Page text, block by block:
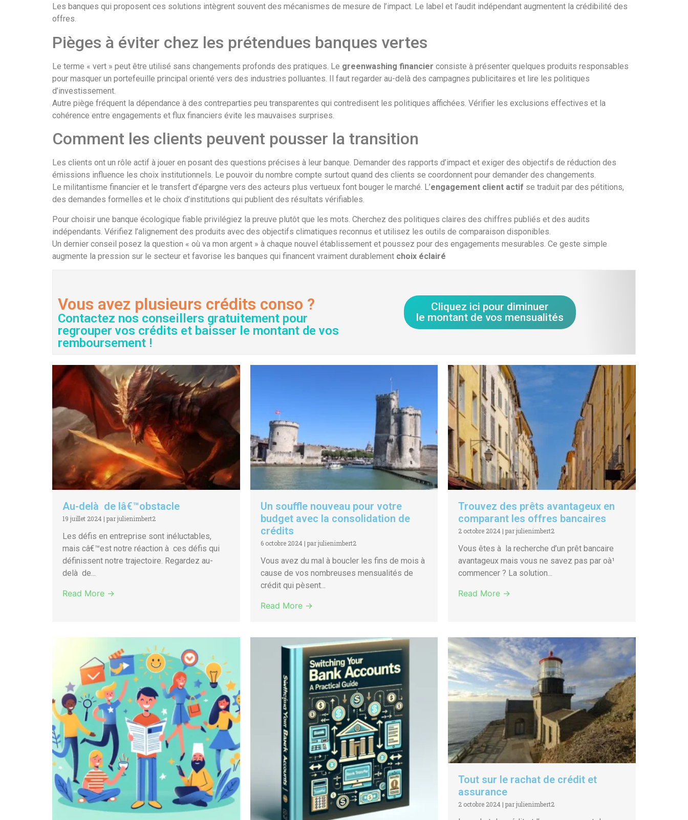
Les banques qui proposent ces solutions intègrent souvent des mécanismes de mesure de l’impact. Le label et l’audit indépendant augmentent la crédibilité des
offres.
Pièges à éviter chez les prétendues banques vertes
Le terme « vert » peut être utilisé sans changements profonds des pratiques. Le greenwashing financier consiste à présenter quelques produits responsables
pour masquer un portefeuille principal orienté vers des industries polluantes. Il faut regarder au-delà des campagnes publicitaires et lire les politiques
d’investissement.
Autre piège fréquent la dépendance à des contreparties peu transparentes qui contredisent les politiques affichées. Vérifier les exclusions effectives et la
cohérence entre engagements et flux financiers évite les mauvaises surprises.
Comment les clients peuvent pousser la transition
Les clients ont un rôle actif à jouer en posant des questions précises à leur banque. Demander des rapports d’impact et exiger des objectifs de réduction des
émissions influence les choix institutionnels. Le pouvoir du nombre compte surtout quand des clients se coordonnent pour demander des changements.
Le militantisme financier et le transfert d’épargne vers des acteurs plus vertueux font bouger le marché. L’engagement client actif se traduit par des pétitions,
des demandes formelles et le choix d’institutions qui publient des résultats vérifiables.
Pour choisir une banque écologique fiable privilégiez la preuve plutôt que les mots. Cherchez des politiques claires des chiffres publiés et des audits
indépendants. Vérifiez l’alignement des produits avec des objectifs climatiques reconnus et utilisez les outils de comparaison disponibles.
Un dernier conseil posez la question « où va mon argent » à chaque nouvel établissement et poussez pour des engagements mesurables. Ce geste simple
augmente la pression sur le secteur et favorise les banques qui financent vraiment durablement choix éclairé
Vous avez plusieurs crédits conso ?
Contactez nos conseillers gratuitement pour
regrouper vos crédits et baisser le montant de vos
remboursement !
Cliquez ici pour diminuer
le montant de vos mensualités
Au-delà de lâ€™obstacle
19 juillet 2024 | par julienimbert2
Les défis en entreprise sont inéluctables,
mais câ€™est notre réaction à ces défis qui
définissent notre trajectoire. Regardez au-
delà de...
Read More →
Un souffle nouveau pour votre
budget avec la consolidation de
crédits
6 octobre 2024 | par julienimbert2
Vous avez du mal à boucler les fins de mois à
cause de vos nombreuses mensualités de
crédit qui pèsent...
Read More →
Trouvez des prêts avantageux en
comparant les offres bancaires
2 octobre 2024 |par julienimbert2
Vous êtes à la recherche d’un prêt bancaire
avantageux mais vous ne savez pas par oà¹
commencer ? La solution...
Read More →
Tout sur le rachat de crédit et
assurance
2 octobre 2024 |par julienimbert2